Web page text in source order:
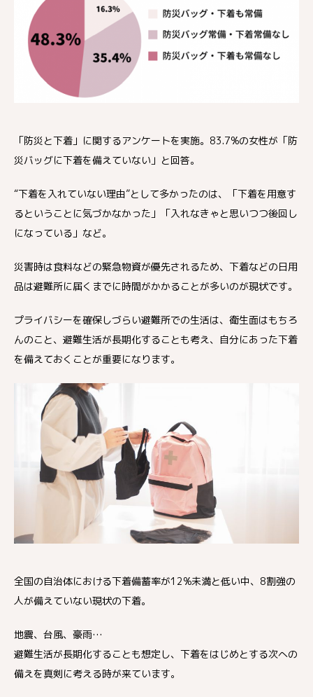
「防災と下着」に関するアンケートを実施。83.7%の女性が「防
災バッグに下着を備えていない」と回答。
“下着を入れていない理由”として多かったのは、「下着を用意す
るということに気づかなかった」「入れなきゃと思いつつ後回し
になっている」など。
災害時は食料などの緊急物資が優先されるため、下着などの日用
品は避難所に届くまでに時間がかかることが多いのが現状です。
プライバシーを確保しづらい避難所での生活は、衛生面はもちろ
んのこと、避難生活が長期化することも考え、自分にあった下着
を備えておくことが重要になります。
全国の自治体における下着備蓄率が12%未満と低い中、8割強の
人が備えていない現状の下着。
地震、台風、豪雨…
避難生活が長期化することも想定し、下着をはじめとする次への
備えを真剣に考える時が来ています。